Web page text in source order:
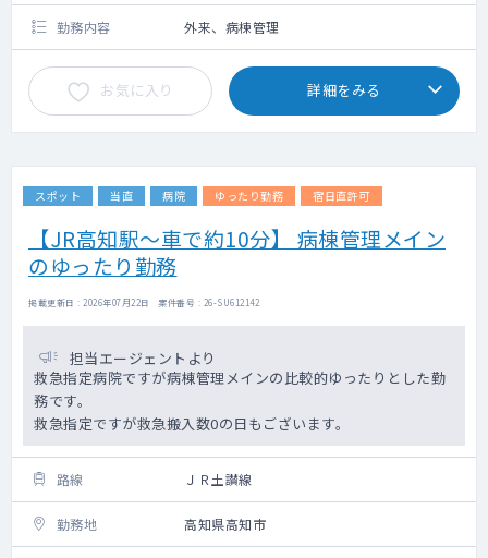
勤務内容 外来、病棟管理
お気に入り 詳細をみる
スポット 当直 病院 ゆったり勤務 宿日直許可
【JR高知駅～車で約10分】 病棟管理メイン
のゆったり勤務
掲載更新日 : 2026年07月22日 案件番号 : 26-SU612142
担当エージェントより
救急指定病院ですが病棟管理メインの比較的ゆったりとした勤
務です。
救急指定ですが救急搬入数0の日もございます。
路線 ＪＲ土讃線
勤務地 高知県高知市